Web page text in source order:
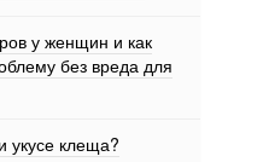
у женщин и как
без вреда для
укусе клеща?